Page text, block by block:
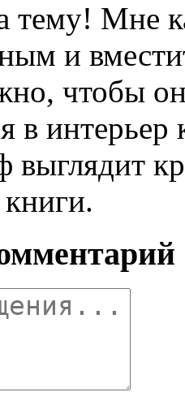
тему! Мне
и
чтобы
в
выглядит